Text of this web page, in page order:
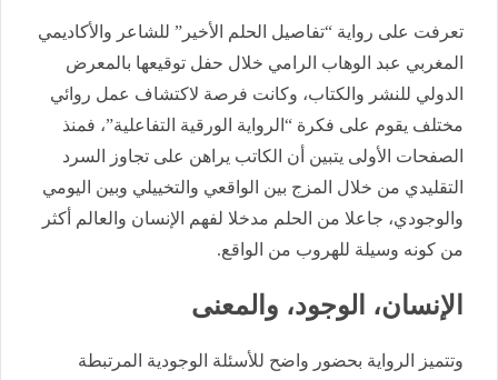
تعرفت على رواية “تفاصيل الحلم الأخير” للشاعر والأكاديمي
المغربي عبد الوهاب الرامي خلال حفل توقيعها بالمعرض
الدولي للنشر والكتاب، وكانت فرصة لاكتشاف عمل روائي
مختلف يقوم على فكرة “الرواية الورقية التفاعلية”، فمنذ
الصفحات الأولى يتبين أن الكاتب يراهن على تجاوز السرد
التقليدي من خلال المزج بين الواقعي والتخييلي وبين اليومي
والوجودي، جاعلا من الحلم مدخلا لفهم الإنسان والعالم أكثر
من كونه وسيلة للهروب من الواقع.
الإنسان، الوجود، والمعنى
وتتميز الرواية بحضور واضح للأسئلة الوجودية المرتبطة